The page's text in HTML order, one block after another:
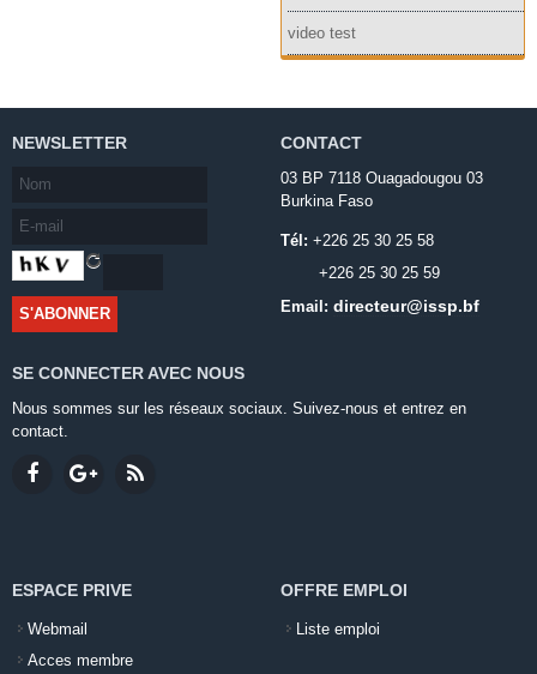
video test
NEWSLETTER CONTACT
03 BP 7118 Ouagadougou 03
Burkina Faso
Tél: +226 25 30 25 58
+226 25 30 25 59
Email: directeur@issp.bf
SE CONNECTER AVEC NOUS
Nous sommes sur les réseaux sociaux. Suivez-nous et entrez en
contact.
ESPACE PRIVE
Webmail
Acces membre
OFFRE EMPLOI
Liste emploi